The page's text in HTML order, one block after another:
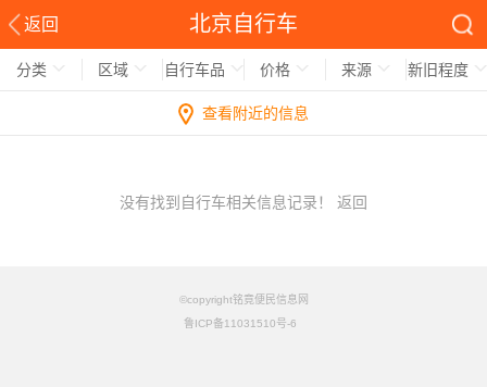
返回 北京自行车
分类 区域 自行车品 价格 来源 新旧程度
查看附近的信息
没有找到自行车相关信息记录！ 返回
©copyright铭竟便民信息网
鲁ICP备11031510号-6